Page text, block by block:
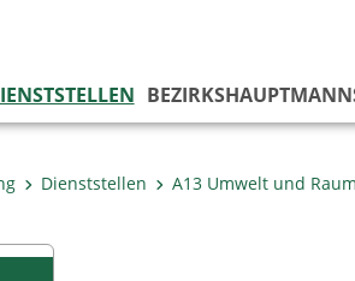
Dienststellen A13 Umwelt und